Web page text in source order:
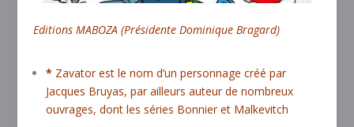
Editions MABOZA (Présidente Dominique Bragard)
* Zavator est le nom d’un personnage créé par
Jacques Bruyas, par ailleurs auteur de nombreux
ouvrages, dont les séries Bonnier et Malkevitch